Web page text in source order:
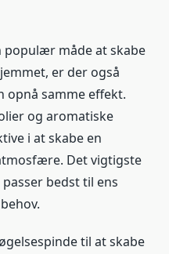
populær måde at skabe
er der også
opnå samme effekt.
og aromatiske
i at skabe en
Det vigtigste
bedst til ens
til at skabe